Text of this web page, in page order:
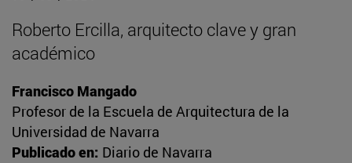
Roberto Ercilla, arquitecto clave y gran
académico
Francisco Mangado
Profesor de la Escuela de Arquitectura de la
Universidad de Navarra
Publicado en: Diario de Navarra